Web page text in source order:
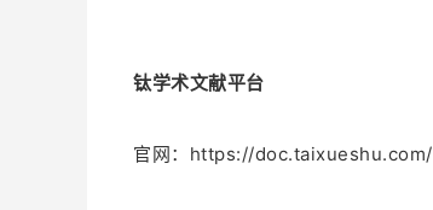
钛学术文献平台
官网：https://doc.taixueshu.com/